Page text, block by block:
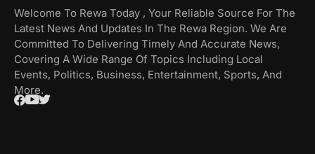
Welcome To Rewa Today , Your Reliable Source For The
Latest News And Updates In The Rewa Region. We Are
Committed To Delivering Timely And Accurate News,
Covering A Wide Range Of Topics Including Local
Events, Politics, Business, Entertainment, Sports, And
More.